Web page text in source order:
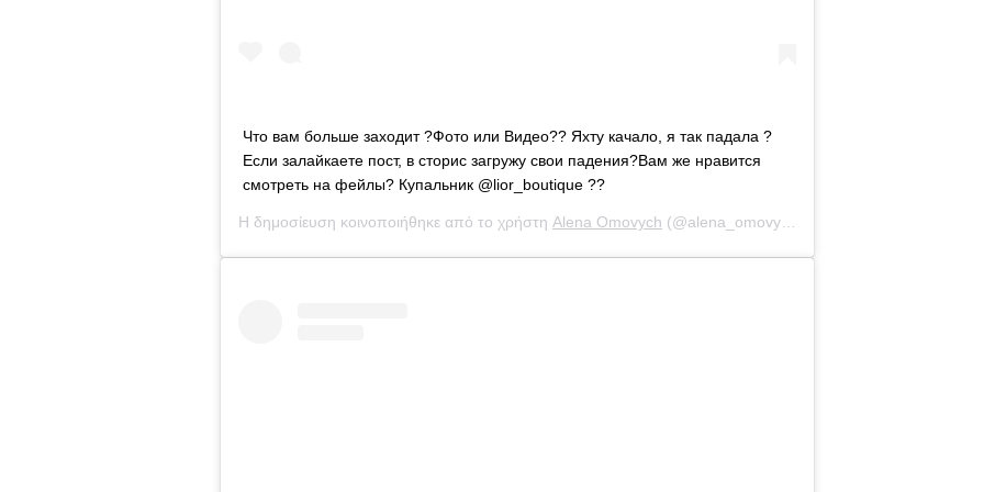
Что вам больше заходит ?Фото или Видео?? Яхту качало, я так падала ?
Если залайкаете пост, в сторис загружу свои падения?Вам же нравится
смотреть на фейлы? Купальник @lior_boutique ??
Η δημοσίευση κοινοποιήθηκε από το χρήστη Alena Omovych (@alena_omovych) στις